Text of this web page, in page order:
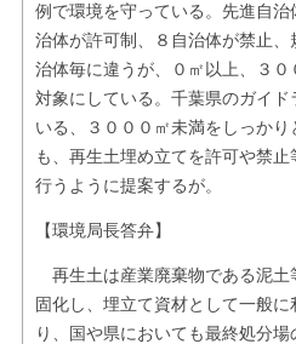
例で環境を守っている。先進自
治体が許可制、８自治体が禁止
治体毎に違うが、０㎡以上、３
対象にしている。千葉県のガイ
いる、３０００㎡未満をしっか
も、再生土埋め立てを許可や禁
行うように提案するが。
【環境局長答弁】
再生土は産業廃棄物である泥土
固化し、埋立て資材として一般
り、国や県においても最終処分